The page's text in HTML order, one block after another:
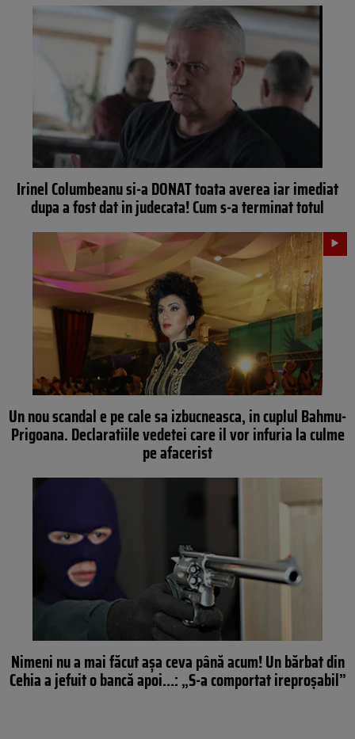
Irinel Columbeanu si-a DONAT toata averea iar imediat
dupa a fost dat in judecata! Cum s-a terminat totul
Un nou scandal e pe cale sa izbucneasca, in cuplul Bahmu-
Prigoana. Declaratiile vedetei care il vor infuria la culme
pe afacerist
Nimeni nu a mai făcut aşa ceva până acum! Un bărbat din
Cehia a jefuit o bancă apoi…: „S-a comportat ireproşabil”